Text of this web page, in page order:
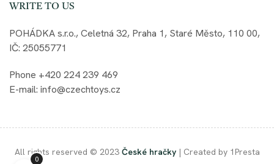
WRITE TO US
POHÁDKA s.r.o., Celetná 32, Praha 1, Staré Město, 110 00,
IČ: 25055771
Phone +420 224 239 469
E-mail: info@czechtoys.cz
All rights reserved © 2023 České hračky | Created by 1Presta
0